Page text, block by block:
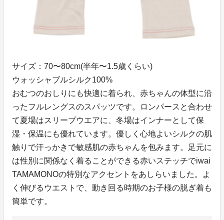
サイズ：70〜80cm(半年〜1.5歳くらい)
ウォッシャブルシルク100%
おむつのおしりにも快適に着られ、赤ちゃんの体型に沿
ったフルレングスのスパッツです。ロンパースと合わせ
て夏場はスリープウエアに、冬場はインナーとして保
湿・保温にも優れています。優しく心地よいシルクの肌
触りで汗っかきで敏感肌の赤ちゃんを包みます。足元に
は性別に関係なく着ることができる赤いステッチでiwai
TAMAMONOの特別なアクセントをあしらいました。よ
く伸びるウエストで、動き回る時期のお子様の脱ぎ着も
簡単です。